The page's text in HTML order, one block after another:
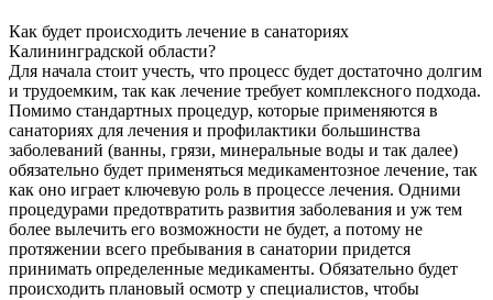
Как будет происходить лечение в санаториях
Калининградской области?
Для начала стоит учесть, что процесс будет достаточно долгим
и трудоемким, так как лечение требует комплексного подхода.
Помимо стандартных процедур, которые применяются в
санаториях для лечения и профилактики большинства
заболеваний (ванны, грязи, минеральные воды и так далее)
обязательно будет применяться медикаментозное лечение, так
как оно играет ключевую роль в процессе лечения. Одними
процедурами предотвратить развития заболевания и уж тем
более вылечить его возможности не будет, а потому не
протяжении всего пребывания в санатории придется
принимать определенные медикаменты. Обязательно будет
происходить плановый осмотр у специалистов, чтобы